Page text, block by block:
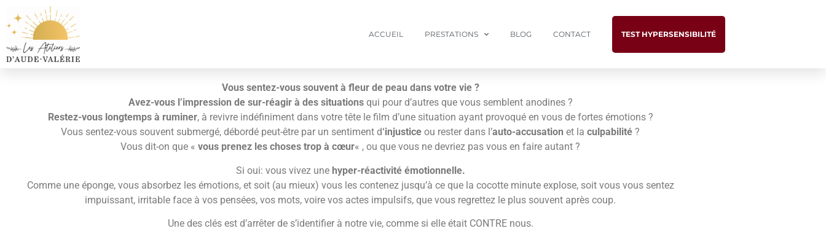
ACCUEIL PRESTATIONS BLOG CONTACT TEST HYPERSENSIBILITÉ
Vous sentez-vous souvent à fleur de peau dans votre vie ?
Avez-vous l’impression de sur-réagir à des situations qui pour d’autres que vous semblent anodines ?
Restez-vous longtemps à ruminer, à revivre indéfiniment dans votre tête le film d’une situation ayant provoqué en vous de fortes émotions ?
Vous sentez-vous souvent submergé, débordé peut-être par un sentiment d‘injustice ou rester dans l’auto-accusation et la culpabilité ?
Vous dit-on que « vous prenez les choses trop à cœur« , ou que vous ne devriez pas vous en faire autant ?
Si oui: vous vivez une hyper-réactivité émotionnelle.
Comme une éponge, vous absorbez les émotions, et soit (au mieux) vous les contenez jusqu’à ce que la cocotte minute explose, soit vous vous sentez
impuissant, irritable face à vos pensées, vos mots, voire vos actes impulsifs, que vous regrettez le plus souvent après coup.
Une des clés est d’arrêter de s’identifier à notre vie, comme si elle était CONTRE nous.